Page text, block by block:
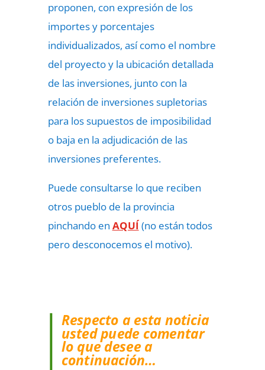
proponen, con expresión de los
importes y porcentajes
individualizados, así como el nombre
del proyecto y la ubicación detallada
de las inversiones, junto con la
relación de inversiones supletorias
para los supuestos de imposibilidad
o baja en la adjudicación de las
inversiones preferentes.
Puede consultarse lo que reciben
otros pueblo de la provincia
pinchando en AQUÍ(no están todos
pero desconocemos el motivo).
Respecto a esta noticia
usted puede comentar
lo que desee a
continuación…